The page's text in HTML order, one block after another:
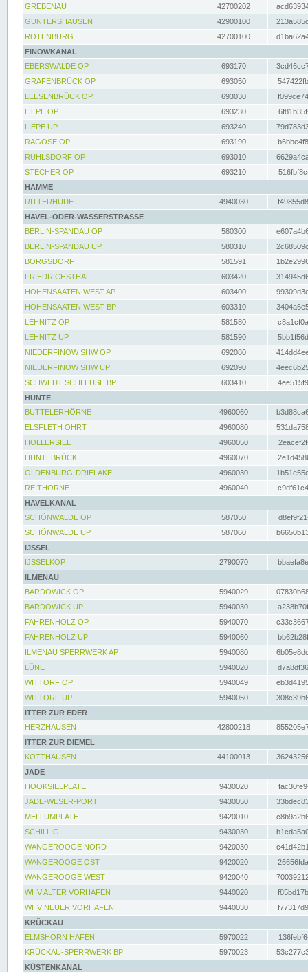
GREBENAU
42700202
GUNTERSHAUSEN
42900100
ROTENBURG
42700100
FINOWKANAL
EBERSWALDE OP
693170
GRAFENBRÜCK OP
693050
LEESENBRÜCK OP
693030
LIEPE OP
693230
LIEPE UP
693240
RAGÖSE OP
693190
RUHLSDORF OP
693010
STECHER OP
693210
HAMME
RITTERHUDE
4940030
HAVEL-ODER-WASSERSTRASSE
BERLIN-SPANDAU OP
580300
BERLIN-SPANDAU UP
580310
BORGSDORF
581591
FRIEDRICHSTHAL
603420
HOHENSAATEN WEST AP
603400
HOHENSAATEN WEST BP
603310
LEHNITZ OP
581580
LEHNITZ UP
581590
NIEDERFINOW SHW OP
692080
NIEDERFINOW SHW UP
692090
SCHWEDT SCHLEUSE BP
603410
HUNTE
BUTTELERHÖRNE
4960060
ELSFLETH OHRT
4960080
HOLLERSIEL
4960050
HUNTEBRÜCK
4960070
OLDENBURG-DRIELAKE
4960030
REITHÖRNE
4960040
HAVELKANAL
SCHÖNWALDE OP
587050
SCHÖNWALDE UP
587060
IJSSEL
IJSSELKOP
2790070
ILMENAU
BARDOWICK OP
5940029
BARDOWICK UP
5940030
FAHRENHOLZ OP
5940070
FAHRENHOLZ UP
5940060
ILMENAU SPERRWERK AP
5940080
LÜNE
5940020
WITTORF OP
5940049
WITTORF UP
5940050
ITTER ZUR EDER
HERZHAUSEN
42800218
ITTER ZUR DIEMEL
KOTTHAUSEN
44100013
JADE
HOOKSIELPLATE
9430020
JADE-WESER-PORT
9430050
MELLUMPLATE
9420010
SCHILLIG
9430030
WANGEROOGE NORD
9420030
WANGEROOGE OST
9420020
WANGEROOGE WEST
9420040
WHV ALTER VORHAFEN
9440020
WHV NEUER VORHAFEN
9440030
KRÜCKAU
ELMSHORN HAFEN
5970022
KRÜCKAU-SPERRWERK BP
5970023
KÜSTENKANAL